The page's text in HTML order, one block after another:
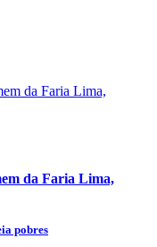
da Faria Lima,
pobres